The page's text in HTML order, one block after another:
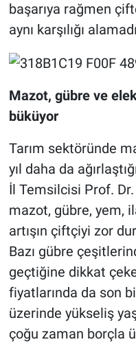
başarıya rağmen
aynı karşılığı
Mazot, gübre ve
büküyor
Tarım sektöründe
yıl daha da
İl Temsilcisi Prof.
mazot, gübre, yem,
artışın çiftçiyi zor
Bazı gübre
geçtiğine dikkat
fiyatlarında da son
üzerinde yükseliş
çoğu zaman borçla